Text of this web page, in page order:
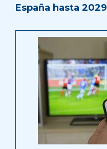
España hasta 2029